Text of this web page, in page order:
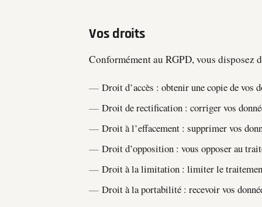
Vos droits
Conformément au RGPD, vous disposez
Droit d’accès : obtenir une copie de vos
Droit de rectification : corriger vos
Droit à l’effacement : supprimer vos
Droit d’opposition : vous opposer au
Droit à la limitation : limiter le
Droit à la portabilité : recevoir vos